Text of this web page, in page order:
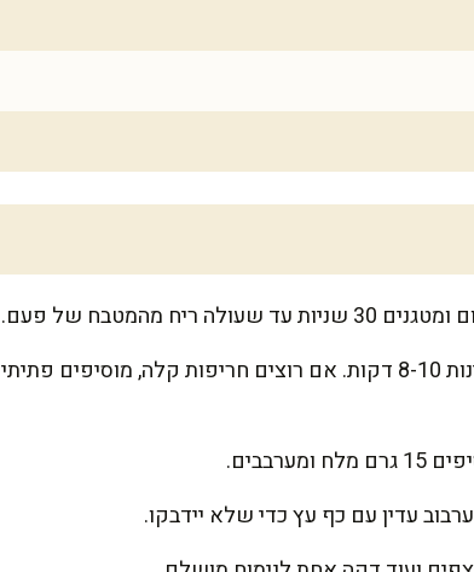
של פעם.
מוסיפים פסאטה וחמאה, מתבלים במעט מלח ופלפל, ומבשלים בעדינות 8-10 דקות. אם רוצים חריפות קלה, מוסיפים פתיתי
עדין עם כף עץ כדי שלא יידבקו.